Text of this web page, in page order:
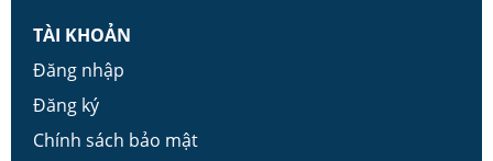
TÀI KHOẢN
Đăng nhập
Đăng ký
Chính sách bảo mật